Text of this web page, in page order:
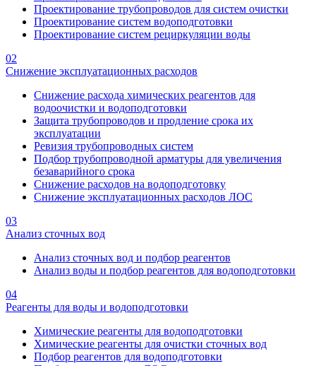
Проектирование трубопроводов для систем очистки
Проектирование систем водоподготовки
Проектирование систем рециркуляции воды
02
Снижение эксплуатационных расходов
Снижение расхода химических реагентов для
водоочистки и водоподготовки
Защита трубопроводов и продление срока их
эксплуатации
Ревизия трубопроводных систем
Подбор трубопроводной арматуры для увеличения
безаварийного срока
Снижение расходов на водоподготовку
Снижение эксплуатационных расходов ЛОС
03
Анализ сточных вод
Анализ сточных вод и подбор реагентов
Анализ воды и подбор реагентов для водоподготовки
04
Реагенты для воды и водоподготовки
Химические реагенты для водоподготовки
Химические реагенты для очистки сточных вод
Подбор реагентов для водоподготовки